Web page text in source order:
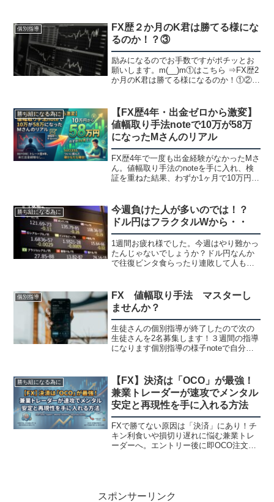
K君は勝てる様になるのか！③テスターだ
け...
個別指導
FX歴２か月のK君は勝てる様にな
るのか！？③
励みになるのでお手数ですがポチッとお
願いします。m(__)m①はこちら ⇒FX歴2
か月のK君は勝てる様になるのか！①②は
訓練をして見つけられる様になったので
デモ、...
勝ち組になる為に
【FX歴4年・出金ゼロから激変】
値幅取り手法noteで10万が58万
になったMさんのリアル
FX歴4年で一度も出金経験がなかったMさ
ん。値幅取り手法のnoteを手に入れ、検
証を重ねた結果、わずか1ヶ月で10万円を
い」と次のステップへ進むMさんの姿か
ら、勝ち組トレーダーへの最短ルートを
紐解きます。
勝ち組になる為に
今週負けた人が多いのでは！？
ドル円はフラクタルWから・・
1週間お疲れ様でした。今週はやり難かっ
たんじゃないでしょうか？ドル円なんか
で往復ビンタ食らったり連敗して人も多
監視通貨やトレード方法や時間足で気に
ならない方もいると思い...
個別指導
FX 値幅取り手法 マスターし
ませんか？
生徒さんの個別指導が終了したので次の
生徒さんを2名募集します！３週間の指導
になります個別指導の様子noteで自分で
値引き出来ます値幅取り手法を使ってる
メンバーが...
勝ち組になる為に
【FX】決済は「OCO」が最強！
兼業トレーダーが速攻でメンタル
安定と再現性を手に入れる方法
FXで勝てない原因は「決済」にあり！チ
キン利食いや損切り遅れに悩む兼業トレ
ーダーへ。エントリー後に即OCO注文を
ます。
スポンサーリンク